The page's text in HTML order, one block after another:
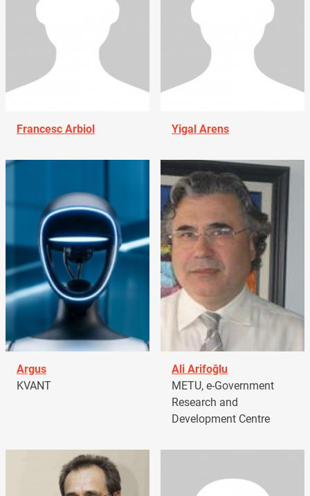
Francesc Arbiol Yigal Arens
Argus
KVANT
Ali Arifoğlu
METU, e-Government
Research and
Development Centre